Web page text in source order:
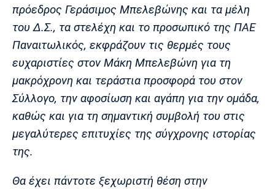
πρόεδρος Γεράσιμος Μπελεβώνης και τα μέλη
του Δ.Σ., τα στελέχη και το προσωπικό της ΠΑΕ
Παναιτωλικός, εκφράζουν τις θερμές τους
ευχαριστίες στον Μάκη Μπελεβώνη για τη
μακρόχρονη και τεράστια προσφορά του στον
Σύλλογο, την αφοσίωση και αγάπη για την ομάδα,
καθώς και για τη σημαντική συμβολή του στις
μεγαλύτερες επιτυχίες της σύγχρονης ιστορίας
της.
Θα έχει πάντοτε ξεχωριστή θέση στην